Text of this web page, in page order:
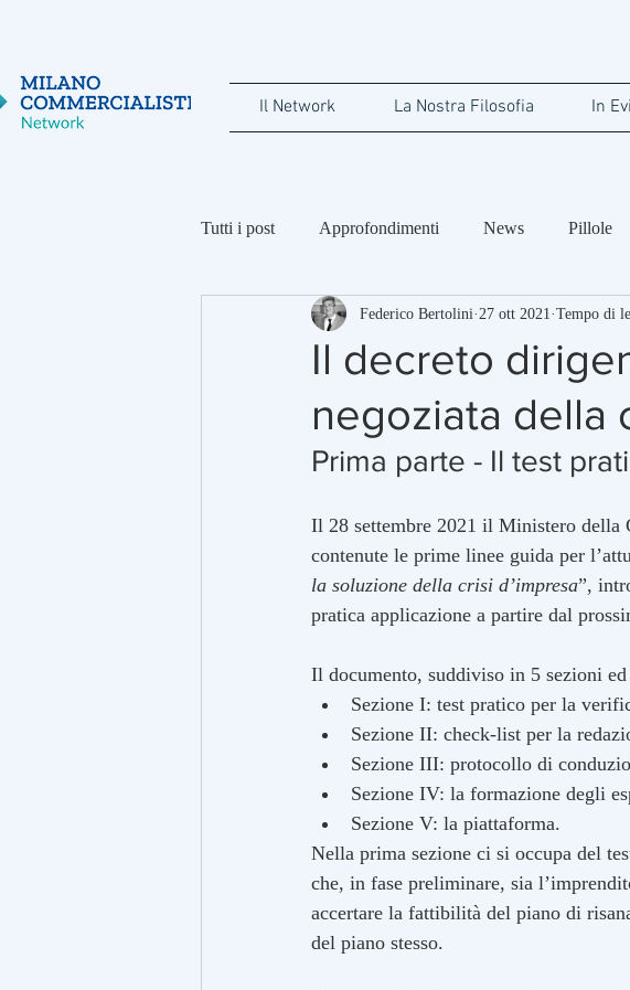
Il Network La Nostra Filosofia In
Tutti i post Approfondimenti News Pillole
Maria Luisa Calini Federico Bertolini Carlo
Il decreto
negoziata della
Federico Bertolini 27 ott 2021 Tempo di
Prima parte - Il test
Il 28 settembre 2021 il Ministero della
contenute le prime linee guida per
la soluzione della crisi d’impresa”,
pratica applicazione a partire dal
Il documento, suddiviso in 5 sezioni
Sezione I: test pratico per la
Sezione II: check-list per la
Sezione III: protocollo di
Sezione IV: la formazione degli
Sezione V: la piattaforma.
Nella prima sezione ci si occupa del
che, in fase preliminare, sia
accertare la fattibilità del piano di
del piano stesso.